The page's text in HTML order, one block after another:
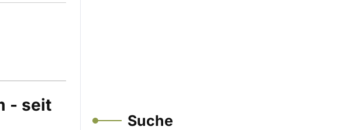
- seit
Suche